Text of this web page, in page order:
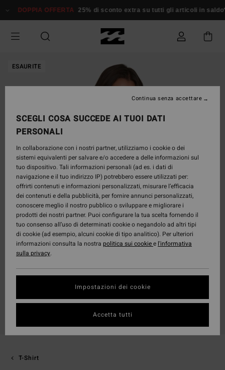
alle
prodotto
DOPPIA OFFERTA 25% di sconto extra su tutti gli articoli in saldo*
ESAURITE
T-Shirt
SCEGLI COSA SUCCEDE AI TUOI DATI
PERSONALI
In collaborazione con i nostri partner, utilizziamo i cookie o dei
sistemi equivalenti per salvare e/o accedere a delle informazioni sul
tuo dispositivo. Tali informazioni personali (ad es. i dati di
navigazione e il tuo indirizzo IP) potrebbero essere utilizzati per:
offrirti contenuti e informazioni personalizzati, misurare l’efficacia
dei contenuti e della pubblicità, per fornire annunci personalizzati,
conoscere meglio il nostro pubblico o sviluppare e migliorare i
prodotti dei nostri partner. Puoi configurare la tua scelta fornendo il
tuo consenso all’uso di determinati cookie o negandolo ad altri tipi
di cookie (ad esempio, alcuni cookie di tipo analitico). Per ulteriori
informazioni consulta la nostra politica sui cookiee l'informativa
sulla privacy.
Impostazioni dei cookie
Continua senza accettare
Accetta tutti